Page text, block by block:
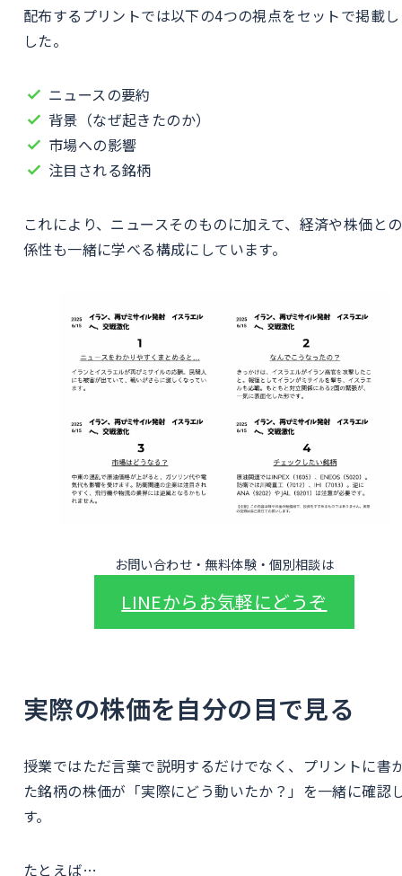
配布するプリントでは以下の4つの視点をセットで掲載
した。
ニュースの要約
背景（なぜ起きたのか）
市場への影響
注目される銘柄
これにより、ニュースそのものに加えて、経済や株価と
係性も一緒に学べる構成にしています。
お問い合わせ・無料体験・個別相談は
LINEからお気軽にどうぞ
実際の株価を自分の目で見る
授業ではただ言葉で説明するだけでなく、プリントに書
た銘柄の株価が「実際にどう動いたか？」を一緒に確認
す。
たとえば…